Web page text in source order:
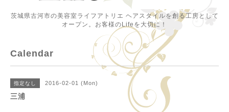
茨城県古河市の美容室ライフアトリエ ヘアスタイルを創る工房として
オープン。お客様のLifeを大切に！
Calendar
指定なし 2016-02-01 (Mon)
三浦